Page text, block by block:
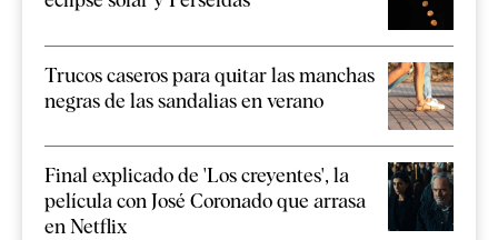
Trucos caseros para quitar las manchas
negras de las sandalias en verano
Final explicado de 'Los creyentes', la
película con José Coronado que arrasa
en Netflix